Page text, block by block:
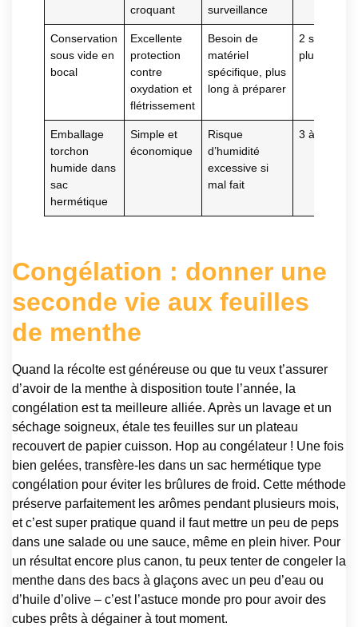
croquant surveillance
Conservation
sous vide en
bocal
Excellente
protection
contre
oxydation et
flétrissement
Besoin de
matériel
spécifique, plus
long à préparer
2
plus
Emballage
torchon
humide dans
sac
hermétique
Simple et
économique
Risque
d’humidité
excessive si
mal fait
3 à 5 jours
Congélation : donner une
seconde vie aux feuilles
de menthe
Quand la récolte est généreuse ou que tu veux t’assurer
d’avoir de la menthe à disposition toute l’année, la
congélation est ta meilleure alliée. Après un lavage et un
séchage soigneux, étale tes feuilles sur un plateau
recouvert de papier cuisson. Hop au congélateur ! Une fois
bien gelées, transfère-les dans un sac hermétique type
congélation pour éviter les brûlures de froid. Cette méthode
préserve parfaitement les arômes pendant plusieurs mois,
et c’est super pratique quand il faut mettre un peu de peps
dans une salade ou une sauce, même en plein hiver. Pour
un résultat encore plus canon, tu peux tenter de congeler la
menthe dans des bacs à glaçons avec un peu d’eau ou
d’huile d’olive – c’est l’astuce monde pro pour avoir des
cubes prêts à dégainer à tout moment.